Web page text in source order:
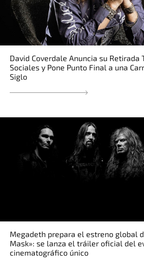
David Coverdale Anuncia su Retirada
Sociales y Pone Punto Final a una
Siglo
Megadeth prepara el estreno global
Mask»: se lanza el tráiler oficial del
cinematográfico único